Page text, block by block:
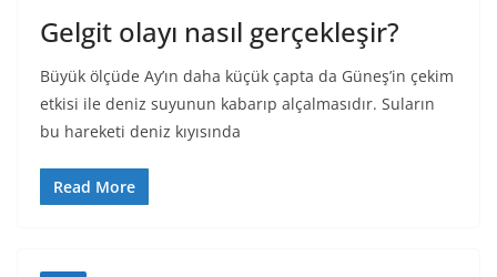
Gelgit olayı nasıl gerçekleşir?
Büyük ölçüde Ay’ın daha küçük çapta da Güneş’in çekim
etkisi ile deniz suyunun kabarıp alçalmasıdır. Suların
bu hareketi deniz kıyısında
Read More